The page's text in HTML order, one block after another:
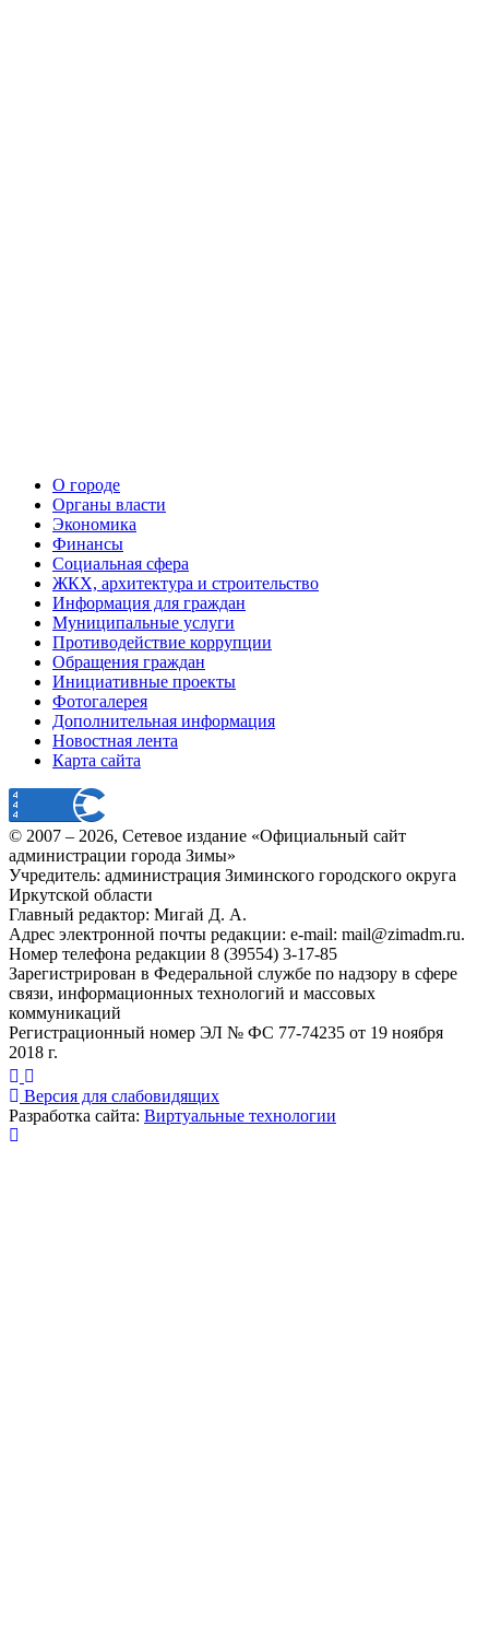
О городе
Органы власти
Экономика
Финансы
Социальная сфера
ЖКХ, архитектура и строительство
Информация для граждан
Муниципальные услуги
Противодействие коррупции
Обращения граждан
Инициативные проекты
Фотогалерея
Дополнительная информация
Новостная лента
Карта сайта
© 2007 – 2026, Сетевое издание «Официальный сайт
администрации города Зимы»
Учредитель: администрация Зиминского городского округа
Иркутской области
Главный редактор: Мигай Д. А.
Адрес электронной почты редакции: e-mail: mail@zimadm.ru.
Номер телефона редакции 8 (39554) 3-17-85
Зарегистрирован в Федеральной службе по надзору в сфере
связи, информационных технологий и массовых
коммуникаций
Регистрационный номер ЭЛ № ФС 77-74235 от 19 ноября
2018 г.
Версия для слабовидящих
Разработка сайта: Виртуальные технологии